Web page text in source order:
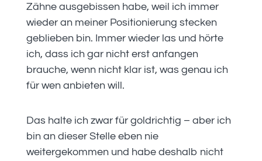
Zähne ausgebissen habe, weil ich immer
wieder an meiner Positionierung stecken
geblieben bin. Immer wieder las und hörte
ich, dass ich gar nicht erst anfangen
brauche, wenn nicht klar ist, was genau ich
für wen anbieten will.
Das halte ich zwar für goldrichtig – aber ich
bin an dieser Stelle eben nie
weitergekommen und habe deshalb nicht